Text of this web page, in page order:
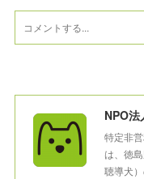
NPO法
特定非
は、徳
聴導犬